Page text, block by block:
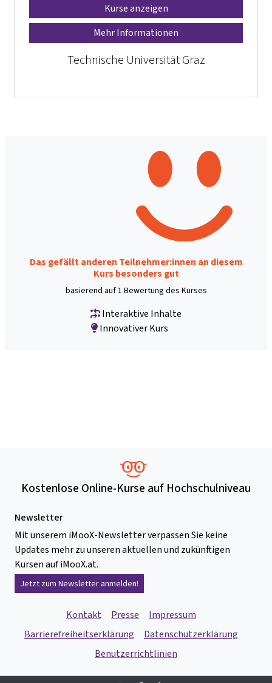
Kurse anzeigen
Mehr Informationen
Technische Universität Graz
Das gefällt anderen Teilnehmer:innen an diesem
Kurs besonders gut
basierend auf 1 Bewertung des Kurses
Interaktive Inhalte
Innovativer Kurs
Kostenlose Online-Kurse auf Hochschulniveau
Newsletter
Mit unserem iMooX-Newsletter verpassen Sie keine
Updates mehr zu unseren aktuellen und zukünftigen
Kursen auf iMooX.at.
Jetzt zum Newsletter anmelden!
Kontakt Presse
Impressum
Barrierefreiheitserklärung
Datenschutzerklärung
Benutzerrichtlinien